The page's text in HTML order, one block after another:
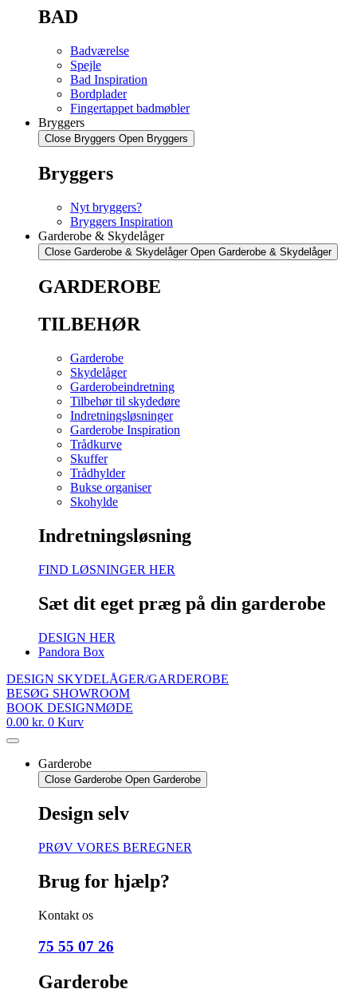
BAD
Badværelse
Spejle
Bad Inspiration
Bordplader
Fingertappet badmøbler
Bryggers
Close Bryggers Open Bryggers
Bryggers
Nyt bryggers?
Bryggers Inspiration
Garderobe & Skydelåger
Close Garderobe & Skydelåger Open Garderobe & Skydelåger
GARDEROBE
TILBEHØR
Garderobe
Skydelåger
Garderobeindretning
Tilbehør til skydedøre
Indretningsløsninger
Garderobe Inspiration
Trådkurve
Skuffer
Trådhylder
Bukse organiser
Skohylde
Indretningsløsning
FIND LØSNINGER HER
Sæt dit eget præg på din garderobe
DESIGN HER
Pandora Box
DESIGN SKYDELÅGER/GARDEROBE
BESØG SHOWROOM
BOOK DESIGNMØDE
0.00 kr. 0 Kurv
Garderobe
Close Garderobe Open Garderobe
Design selv
PRØV VORES BEREGNER
Brug for hjælp?
Kontakt os
75 55 07 26
Garderobe